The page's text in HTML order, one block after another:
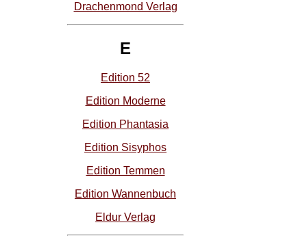
Drachenmond Verlag
E
Edition 52
Edition Moderne
Edition Phantasia
Edition Sisyphos
Edition Temmen
Edition Wannenbuch
Eldur Verlag